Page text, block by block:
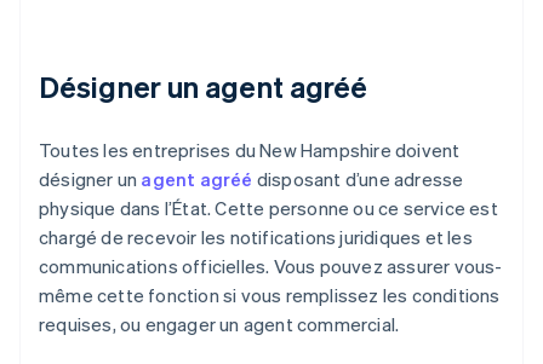
Désigner un agent agréé
Toutes les entreprises du New Hampshire doivent
désigner un agent agréé disposant d’une adresse
physique dans l’État. Cette personne ou ce service est
chargé de recevoir les notifications juridiques et les
communications officielles. Vous pouvez assurer vous-
même cette fonction si vous remplissez les conditions
requises, ou engager un agent commercial.